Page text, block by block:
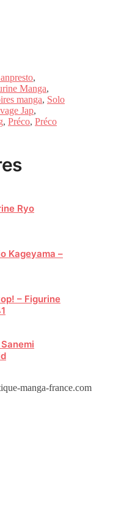
,
Manga,
manga, Solo
Jap,
, Préco, Préco
Ryo
Kageyama –
– Figurine